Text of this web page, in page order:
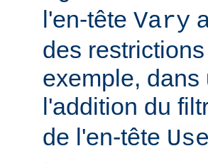
l'en-tête Vary
des
exemple,
l'addition du
de l'en-tête